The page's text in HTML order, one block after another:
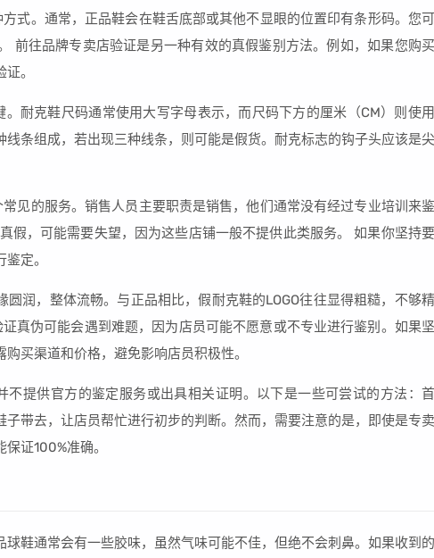
式。通常，正品鞋会在鞋舌底部或其他不显眼的位置印有条形码。您可
前往品牌专卖店验证是另一种有效的真假鉴别方法。例如，如果您购买
。
耐克鞋尺码通常使用大写字母表示，而尺码下方的厘米（CM）则使用
条组成，若出现三种线条，则可能是假货。耐克标志的钩子头应该是尖
见的服务。销售人员主要职责是销售，他们通常没有经过专业培训来鉴
假，可能需要失望，因为这些店铺一般不提供此类服务。 如果你坚持要
定。
圆润，整体流畅。与正品相比，假耐克鞋的LOGO往往显得粗糙，不够精
真伪可能会遇到难题，因为店员可能不愿意或不专业进行鉴别。如果坚
买渠道和价格，避免影响店员积极性。
提供官方的鉴定服务或出具相关证明。以下是一些可尝试的方法：首
带去，让店员帮忙进行初步的判断。然而，需要注意的是，即使是专卖
证100%准确。
鞋通常会有一些胶味，虽然气味可能不佳，但绝不会刺鼻。如果收到的